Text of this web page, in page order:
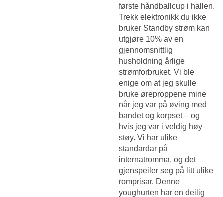
første håndballcup i hallen.
Trekk elektronikk du ikke
bruker Standby strøm kan
utgjøre 10% av en
gjennomsnittlig
husholdning årlige
strømforbruket. Vi ble
enige om at jeg skulle
bruke øreproppene mine
når jeg var på øving med
bandet og korpset – og
hvis jeg var i veldig høy
støy. Vi har ulike
standardar på
internatromma, og det
gjenspeiler seg på litt ulike
romprisar. Denne
youghurten har en deilig